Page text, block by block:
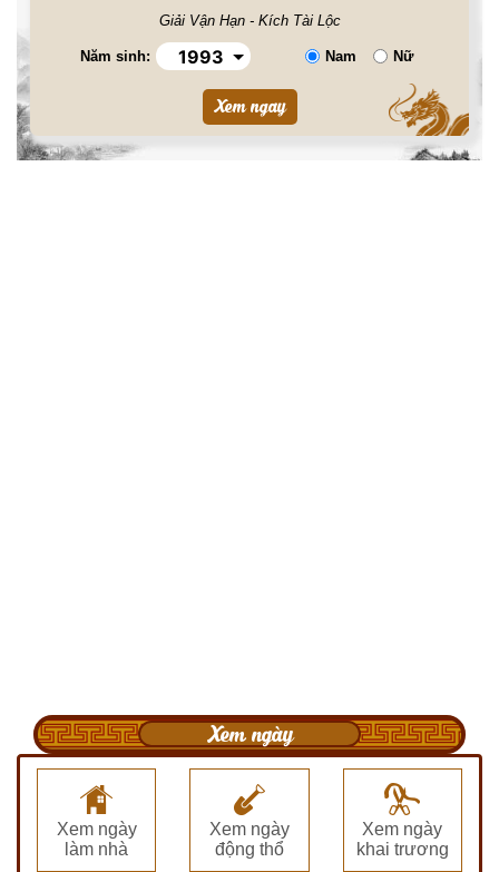
Giải Vận Hạn - Kích Tài Lộc
Năm sinh: Nam Nữ
Xem ngày
Xem ngày
làm nhà
Xem ngày
động thổ
Xem ngày
khai trương